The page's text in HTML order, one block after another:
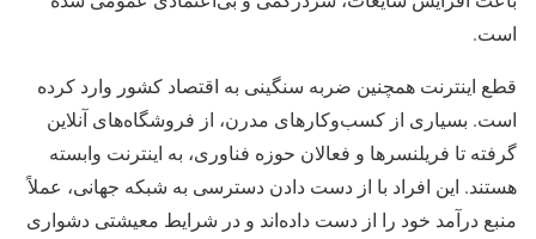
است.
قطع اینترنت همچنین ضربه سنگینی به اقتصاد کشور وارد کرده
است. بسیاری از کسب‌وکارهای مدرن، از فروشگاه‌های آنلاین
گرفته تا فریلنسرها و فعالان حوزه فناوری، به اینترنت وابسته
هستند. این افراد با از دست دادن دسترسی به شبکه جهانی، عملاً
منبع درآمد خود را از دست داده‌اند و در شرایط معیشتی دشواری